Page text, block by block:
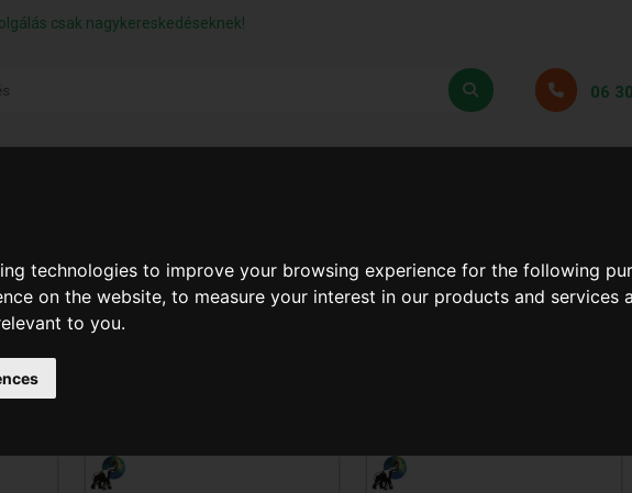
technologies to improve your browsing experience for the following
on the website,to measure your interest in our products and services
to you.
csak nagykereskedéseknek!
06
Keresés